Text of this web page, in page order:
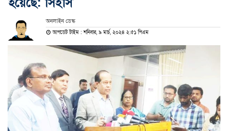
অনলাইন ডেস্ক
আপডেট টাইম : শনিবার, ৯ মার্চ, ২০২৪ ২:৫১ পিএম